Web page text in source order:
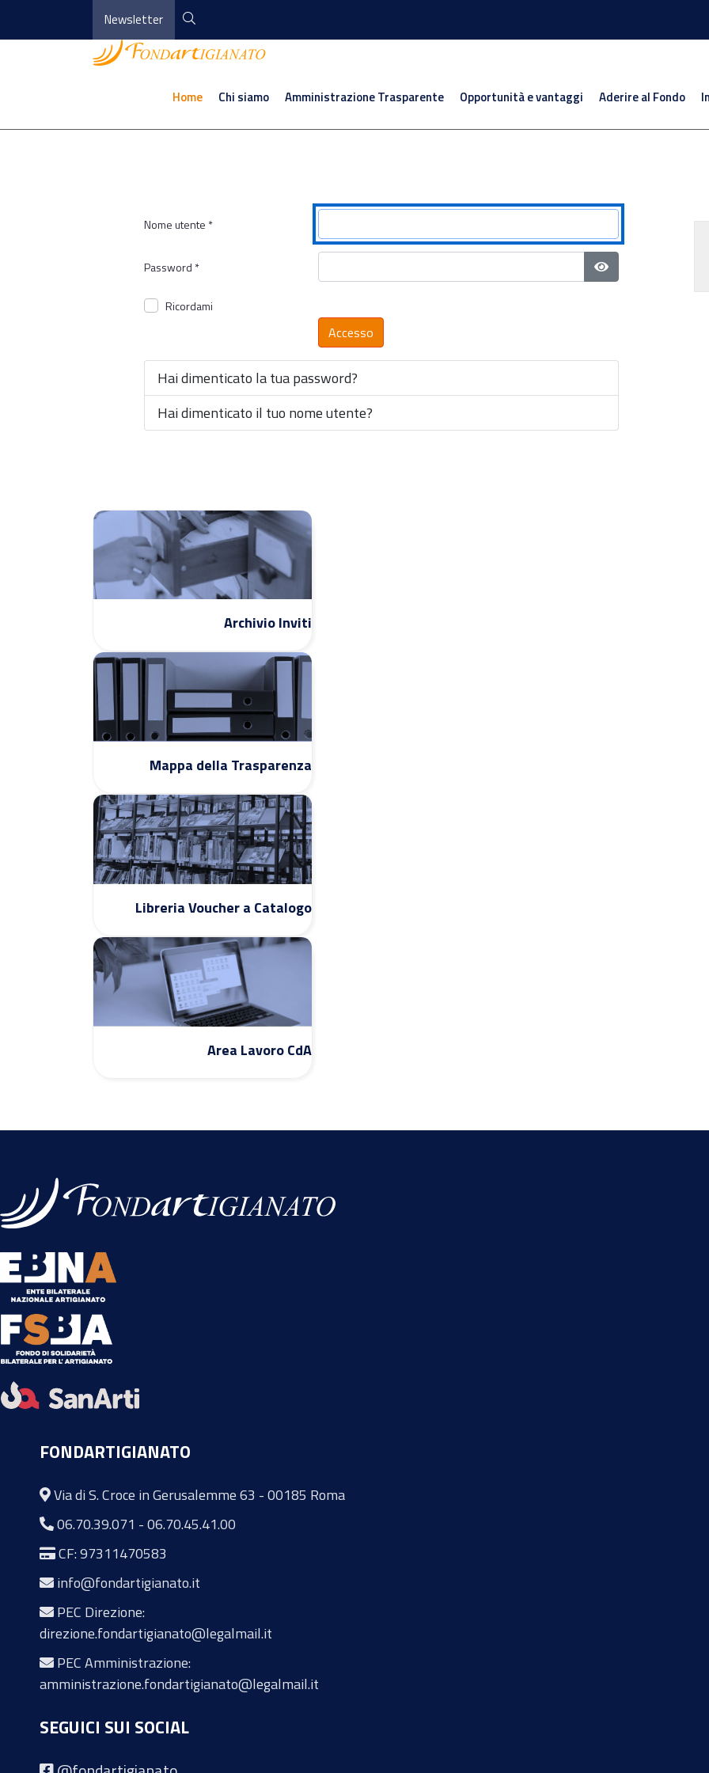
Newsletter
Home Chi siamo Amministrazione Trasparente Opportunità e vantaggi Aderire al Fondo
Nome utente *
Password *
Mostra password
Ricordami
Accesso
Hai dimenticato la tua password?
Hai dimenticato il tuo nome utente?
Archivio Inviti
Mappa della Trasparenza
Libreria Voucher a Catalogo
Area Lavoro CdA
FONDARTIGIANATO
Via di S. Croce in Gerusalemme 63 - 00185 Roma
06.70.39.071 -06.70.45.41.00
CF: 97311470583
info@fondartigianato.it
PEC Direzione:
direzione.fondartigianato@legalmail.it
PEC Amministrazione:
amministrazione.fondartigianato@legalmail.it
SEGUICI SUI SOCIAL